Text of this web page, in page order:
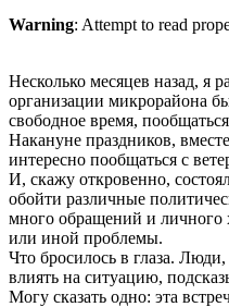
Warning: Attempt to read
Несколько месяцев назад, я
организации микрорайона
свободное время,
Накануне праздников,
интересно пообщаться с
И, скажу откровенно,
обойти различные
много обращений и личного
или иной проблемы.
Что бросилось в глаза.
влиять на ситуацию,
Могу сказать одно: эта